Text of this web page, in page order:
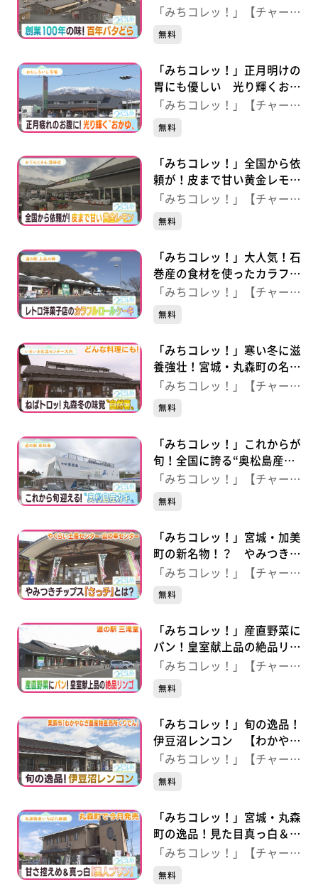
を祝う“どら焼き” 【道の駅
三陸町）
「みちコレッ！」【チャー
ジ！】
無料
「みちコレッ！」正月明けの
胃にも優しい 光り輝くおか
ゆ 【おもしろいし市場】
「みちコレッ！」【チャー
ジ！】
無料
「みちコレッ！」全国から依
頼が！皮まで甘い黄金レモ
ン 【おてんとさん 涌谷
「みちコレッ！」【チャー
ジ！】
無料
「みちコレッ！」大人気！石
巻産の食材を使ったカラフル
ロールケーキ 【道の駅 上
「みちコレッ！」【チャー
ジ！】
無料
「みちコレッ！」寒い冬に滋
養強壮！宮城・丸森町の名
産“自然薯” 【いきいき交流
町）
「みちコレッ！」【チャー
ジ！】
無料
「みちコレッ！」これからが
旬！全国に誇る“奥松島産カ
キ” 【道の駅 東松島】
「みちコレッ！」【チャー
ジ！】
無料
「みちコレッ！」宮城・加美
町の新名物！？ やみつきス
ナック菓子“さっチ”とは？
の幸センター】（宮城・加美
「みちコレッ！」【チャー
ジ！】
無料
「みちコレッ！」産直野菜に
パン！皇室献上品の絶品リン
ゴ 【道の駅 三滝堂】（宮
「みちコレッ！」【チャー
ジ！】
無料
「みちコレッ！」旬の逸品！
伊豆沼レンコン 【わかやな
ぎ農産物直売所くりでん】
「みちコレッ！」【チャー
ジ！】
無料
「みちコレッ！」宮城・丸森
町の逸品！見た目真っ白＆甘
さ控えめ“美人プリン” 【丸
城・丸森町）
「みちコレッ！」【チャー
ジ！】
無料